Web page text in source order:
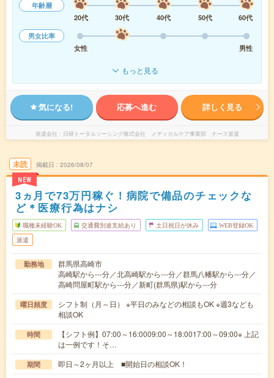
年齢層
20代
30代 40代 50代
60代
男女比率
女性
男性
もっと見る
気になる! 応募へ進む 詳しく見る
派遣会社 日研トータルソーシング株式会社 メディカルケア事業部 ナース派遣
未読
NEW
掲載日 2026/08/07
3ヵ月で73万円稼ぐ！病院で備品のチェックな
ど＊医療行為はナシ
職種未経験OK 交通費別途支給あり 土日祝日が休み WEB登録OK
派遣
勤務地
群馬県高崎市
高崎駅から---分／北高崎駅から---分／群馬八幡駅から---分／
高崎問屋町駅から---分／新町(群馬県)駅から---分
曜日頻度
シフト制（月～日） ※平日のみなどの相談もOK ※週3なども
相談OK
時間
【シフト例】07:00～16:0009:00～18:0017:00～09:00※ 上記
は一例です！そ…
期間 即日～2ヶ月以上 ■開始日の相談OK！